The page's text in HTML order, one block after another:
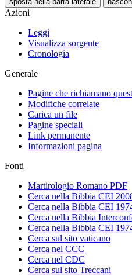
Azioni
Leggi
Visualizza sorgente
Cronologia
Generale
Pagine che richiamano
Modifiche correlate
Carica un file
Pagine speciali
Link permanente
Informazioni pagina
Fonti
Martirologio Romano PDF
Cerca nella Bibbia CEI
Cerca nella Bibbia CEI
Cerca nella Bibbia
Cerca nella Bibbia CEI
Cerca sul sito vaticano
Cerca nel CCC
Cerca nel CDC
Cerca sul sito Treccani